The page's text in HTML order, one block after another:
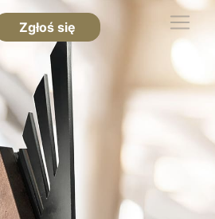
Zgłoś się